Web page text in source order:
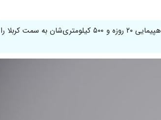
امسال از مرز شلمچه وارد خاک عراق شدم؛ همان‌جایی که عراقی‌ها روز اول صفر راهپیمایی ۲۰ روزه و ۵۰۰ کیلومتری‌شان به سمت کربلا را